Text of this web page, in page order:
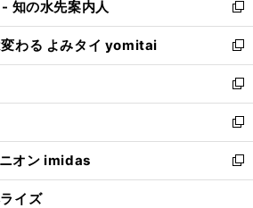
く
ド
ウ
で
開
く
ィ
ン
ド
ウ
で
開
く
い
ウ
ィ
ン
ド
ウ
で
開
く
知の水先案内人
新
し
い
ウ
ィ
ン
ド
ウ
で
開
わる よみタイ yomitai
新
し
い
ウ
ィ
ン
ド
ウ
新
し
い
ウ
ィ
ン
新
し
い
ウ
オン imidas
新
し
イズ